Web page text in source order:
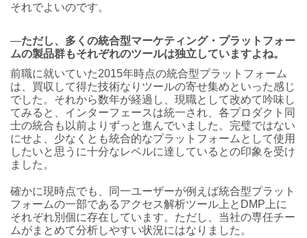
それでよいのです。
―ただし、多くの統合型マーケティング・プラットフォー
ムの製品群もそれぞれのツールは独立していますよね。
前職に就いていた2015年時点の統合型プラットフォーム
は、買収して得た技術なりツールの寄せ集めといった感じ
でした。それから数年が経過し、現職として改めて吟味し
てみると、インターフェースは統一され、各プロダクト同
士の統合も以前よりずっと進んでいました。完璧ではない
にせよ、少なくとも統合的なプラットフォームとして使用
したいと思うに十分なレベルに達しているとの印象を受け
ました。
確かに現時点でも、同一ユーザーが例えば統合型プラット
フォームの一部であるアクセス解析ツール上とDMP上に
それぞれ別個に存在しています。ただし、当社の専任チー
ムがまとめて分析しやすい状況にはなりました。